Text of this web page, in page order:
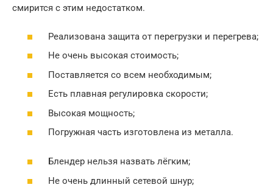
смирится с этим недостатком.
Реализована защита от перегрузки и перегрева;
Не очень высокая стоимость;
Поставляется со всем необходимым;
Есть плавная регулировка скорости;
Высокая мощность;
Погружная часть изготовлена из металла.
Блендер нельзя назвать лёгким;
Не очень длинный сетевой шнур;